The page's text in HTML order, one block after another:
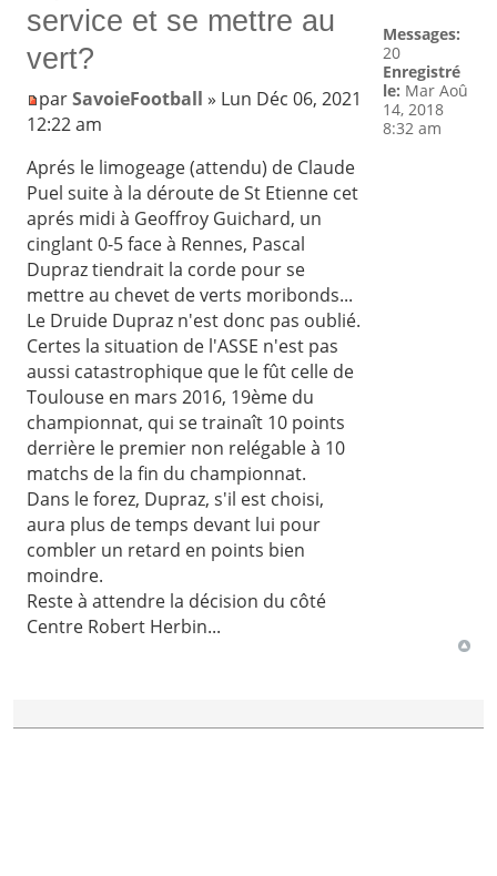
service et se mettre au
vert?
parSavoieFootball » Lun Déc 06, 2021
12:22 am
Aprés le limogeage (attendu) de Claude
Puel suite à la déroute de St Etienne cet
aprés midi à Geoffroy Guichard, un
cinglant 0-5 face à Rennes, Pascal
Dupraz tiendrait la corde pour se
mettre au chevet de verts moribonds...
Le Druide Dupraz n'est donc pas oublié.
Certes la situation de l'ASSE n'est pas
aussi catastrophique que le fût celle de
Toulouse en mars 2016, 19ème du
championnat, qui se trainaît 10 points
derrière le premier non relégable à 10
matchs de la fin du championnat.
Dans le forez, Dupraz, s'il est choisi,
aura plus de temps devant lui pour
combler un retard en points bien
moindre.
Reste à attendre la décision du côté
Centre Robert Herbin...
Messages:
20
Enregistré
le: Mar Aoû
14, 2018
8:32 am